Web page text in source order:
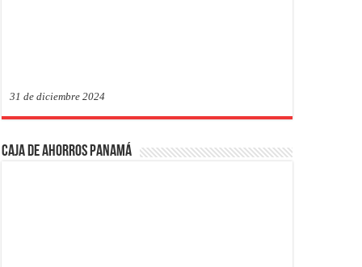
31 de diciembre 2024
Caja de Ahorros Panamá